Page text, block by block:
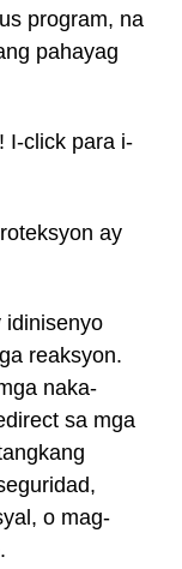
program, na
pahayag
I-click para i-
ay
idinisenyo
reaksyon.
naka-
sa mga
o mag-